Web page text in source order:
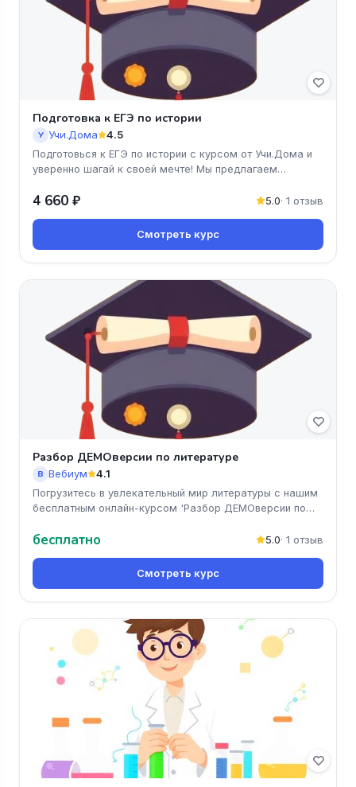
Подготовка к ЕГЭ по истории
У Учи.Дома 4.5
Подготовься к ЕГЭ по истории с курсом от Учи.Дома и
уверенно шагай к своей мечте! Мы предлагаем
4 660 ₽ 5.0· 1 отзыв
Смотреть курс
Разбор ДЕМОверсии по литературе
В Вебиум 4.1
Погрузитесь в увлекательный мир литературы с нашим
бесплатным онлайн-курсом 'Разбор ДЕМОверсии по
бесплатно 5.0· 1 отзыв
Смотреть курс